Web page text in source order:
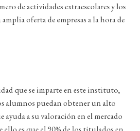
de actividades extraescolares y los
oferta de empresas a la hora de
que se imparte en este instituto,
alumnos puedan obtener un alto
a su valoración en el mercado